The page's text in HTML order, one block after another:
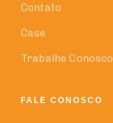
Contato
Case
Trabalhe Conosco
FALE CONOSCO